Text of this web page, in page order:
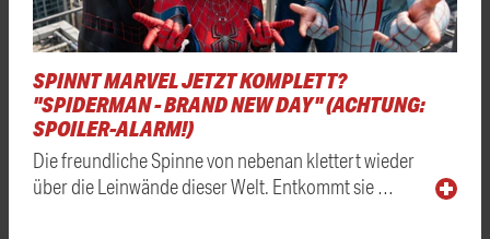
SPINNT MARVEL JETZT KOMPLETT?
"SPIDERMAN - BRAND NEW DAY" (ACHTUNG:
SPOILER-ALARM!)
Die freundliche Spinne von nebenan klettert wieder
über die Leinwände dieser Welt. Entkommt sie …